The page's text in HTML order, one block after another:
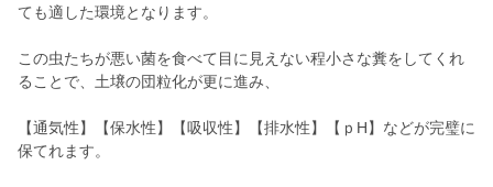
ても適した環境となります。
この虫たちが悪い菌を食べて目に見えない程小さな糞をしてくれ
ることで、土壌の団粒化が更に進み、
【通気性】【保水性】【吸収性】【排水性】【ｐH】などが完璧に
保てれます。